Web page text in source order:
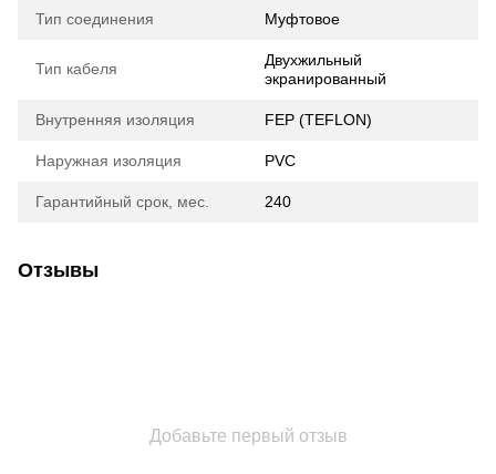
Тип соединения Муфтовое
Тип кабеля
Двухжильный
экранированный
Внутренняя изоляция FEP (TEFLON)
Наружная изоляция PVC
Гарантийный срок, мес. 240
Отзывы
Добавьте первый отзыв